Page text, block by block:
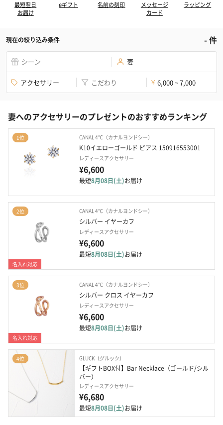
最短翌日
お届け
eギフト 名前の刻印
メッセージ
カード
ラッピング
現在の絞り込み条件 -件
シーン 妻
アクセサリー こだわり ¥ 6,000 ~ 7,000
妻へのアクセサリーのプレゼントのおすすめランキング
1位 CANAL 4℃（カナルヨンドシー）
K10イエローゴールド ピアス 150916553001
レディースアクセサリー
¥6,600
最短8月08日(土)お届け
2位
名入れ対応
CANAL 4℃（カナルヨンドシー）
シルバー イヤーカフ
レディースアクセサリー
¥6,600
最短8月08日(土)お届け
3位
名入れ対応
CANAL 4℃（カナルヨンドシー）
シルバー クロス イヤーカフ
レディースアクセサリー
¥6,600
最短8月08日(土)お届け
4位 GLUCK（グルック）
【ギフトBOX付】Bar Necklace（ゴールド/シル
バー）
レディースアクセサリー
¥6,680
最短8月08日(土)お届け